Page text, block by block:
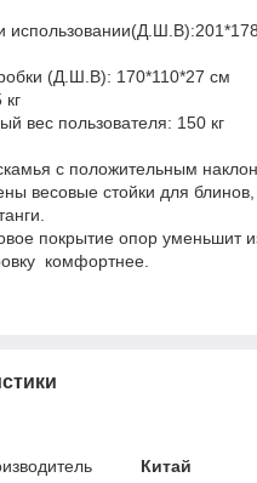
(Д.Ш.B): 170*110*27 см
вес
с положительным
весовые стойки для
покрытие опор уменьшит
комфортнее.
Китай